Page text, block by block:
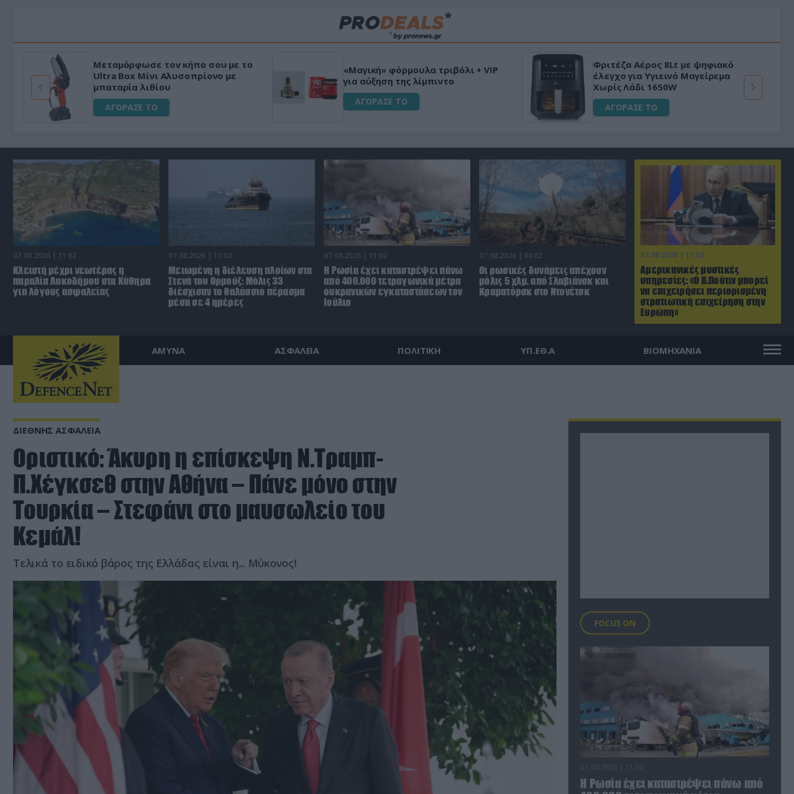
HAPI END: 100% φυτικό διεγερτικό
για άνδρες!
ΑΓΟΡΑΣΕ ΤΟ
Μεταμόρφωσε τον κήπο σου με το
Ultra Box Μίνι Αλυσοπρίονο με
μπαταρία λιθίου
ΑΓΟΡΑΣΕ ΤΟ
«Μαγική» φόρμουλα τριβόλι + VIP
για αύξηση της λίμπιντο
ΑΓΟΡΑΣΕ ΤΟ
07.08.2026 | 11:02
Αμερικανικές μυστικές
υπηρεσίες: «Ο Β.Πούτιν μπορεί
να επιχειρήσει περιορισμένη
στρατιωτική επιχείρηση στην
Ευρώπη»
07.08.2026 | 11:02
Κλειστή μέχρι νεωτέρας η
παραλία Λυκοδήμου στα Κύθηρα
για λόγους ασφαλείας
07.08.2026 | 11:02
Μειωμένη η διέλευση πλοίων στα
Στενά του Ορμούζ: Μόλις 33
διέσχισαν το θαλάσσιο πέρασμα
μέσα σε 4 ημέρες
07.08.2026 | 11:02
Η Ρωσία έχει καταστρέψει πάνω
από 400.000 τετραγωνικά μέτρα
ουκρανικών εγκαταστάσεων τον
Ιούλιο
07.08.2026 | 08:02
Οι ρωσικές δυνάμεις απέχουν
μόλις 5 χλμ. από Σλαβιάνσκ και
Κραματόρσκ στο Ντονέτσκ
ΑΜΥΝΑ ΑΣΦΑΛΕΙΑ ΠΟΛΙΤΙΚΗ ΥΠ.ΕΘ.Α ΒΙΟΜΗΧΑΝΙΑ
ΔΙΕΘΝΗΣ ΑΣΦΑΛΕΙΑ
Οριστικό: Άκυρη η επίσκεψη Ν.Τραμπ-
Π.Χέγκσεθ στην Αθήνα – Πάνε μόνο στην
Τουρκία – Στεφάνι στο μαυσωλείο του
Κεμάλ!
Τελικά το ειδικό βάρος της Ελλάδας είναι η... Μύκονος!
FOCUS ON
Η Ρωσία έχει καταστρέψει πάνω από